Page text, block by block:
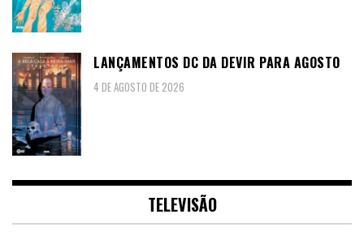
LANÇAMENTOS DC DA DEVIR PARA AGOSTO
4 DE AGOSTO DE 2026
TELEVISÃO